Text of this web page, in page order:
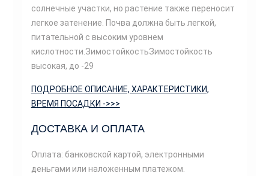
солнечные участки, но растение также переносит
легкое затенение. Почва должна быть легкой,
питательной с высоким уровнем
кислотности.ЗимостойкостьЗимостойкость
высокая, до -29
ПОДРОБНОЕ ОПИСАНИЕ, ХАРАКТЕРИСТИКИ,
ВРЕМЯ ПОСАДКИ ->>>
ДОСТАВКА И ОПЛАТА
Оплата: банковской картой, электронными
деньгами или наложенным платежом.